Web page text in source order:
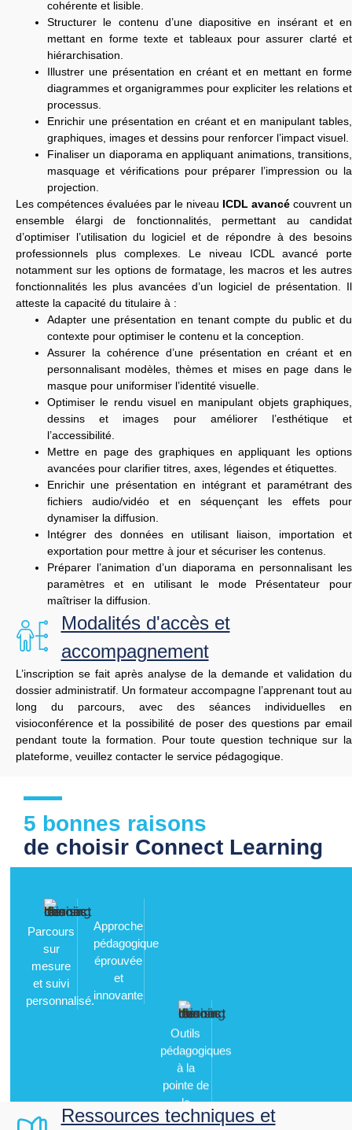
cohérente et lisible.
Structurer le contenu d’une diapositive en insérant et en
mettant en forme texte et tableaux pour assurer clarté et
hiérarchisation.
Illustrer une présentation en créant et en mettant en forme
diagrammes et organigrammes pour expliciter les relations et
processus.
Enrichir une présentation en créant et en manipulant tables,
graphiques, images et dessins pour renforcer l’impact visuel.
Finaliser un diaporama en appliquant animations, transitions,
masquage et vérifications pour préparer l’impression ou la
projection.
Les compétences évaluées par le niveau ICDL avancé couvrent un
ensemble élargi de fonctionnalités, permettant au candidat
d’optimiser l’utilisation du logiciel et de répondre à des besoins
professionnels plus complexes. Le niveau ICDL avancé porte
notamment sur les options de formatage, les macros et les autres
fonctionnalités les plus avancées d’un logiciel de présentation. Il
atteste la capacité du titulaire à :
Adapter une présentation en tenant compte du public et du
contexte pour optimiser le contenu et la conception.
Assurer la cohérence d’une présentation en créant et en
personnalisant modèles, thèmes et mises en page dans le
masque pour uniformiser l’identité visuelle.
Optimiser le rendu visuel en manipulant objets graphiques,
dessins et images pour améliorer l’esthétique et
l’accessibilité.
Mettre en page des graphiques en appliquant les options
avancées pour clarifier titres, axes, légendes et étiquettes.
Enrichir une présentation en intégrant et paramétrant des
fichiers audio/vidéo et en séquençant les effets pour
dynamiser la diffusion.
Intégrer des données en utilisant liaison, importation et
exportation pour mettre à jour et sécuriser les contenus.
Préparer l’animation d’un diaporama en personnalisant les
paramètres et en utilisant le mode Présentateur pour
maîtriser la diffusion.
Modalités d'accès et
accompagnement
L’inscription se fait après analyse de la demande et validation du
dossier administratif. Un formateur accompagne l’apprenant tout au
long du parcours, avec des séances individuelles en
visioconférence et la possibilité de poserdesquestions paremail
pendant toute laformation. Pour toute question technique sur la
plateforme, veuillez contacter le service pédagogique.
5 bonnes raisons
de choisir Connect Learning
Parcours
sur
mesure
et suivi
personnalisé.
Approche
pédagogique
éprouvée
et
innovante
la
technologie
Ressources techniques et